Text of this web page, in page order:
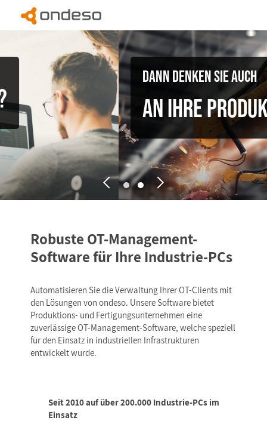
Dann denken Sie auch
an Ihre Produktion!
Robuste OT-Management-
Softwarefür Ihre Industrie-PCs
Automatisieren Sie die Verwaltung Ihrer OT-Clients mit
den Lösungen von ondeso. Unsere Software bietet
Produktions- und Fertigungsunternehmen eine
zuverlässige OT-Management-Software, welche speziell
für den Einsatz in industriellen Infrastrukturen
entwickelt wurde.
Seit 2010 auf über 200.000 Industrie-PCs im
Einsatz